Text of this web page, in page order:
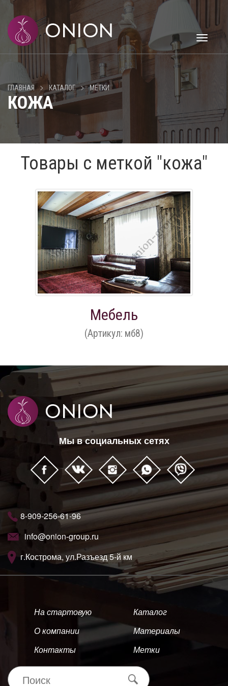
Toggle
ГЛАВНАЯ > КАТАЛОГ > МЕТКИ
КОЖА
Товары с меткой "кожа"
Мебель
(Артикул: мб8)
Мы в социальных сетях
8-909-256-61-96
info@onion-group.ru
г.Кострома, ул.Разъезд 5-й км
На стартовую
О компании
Контакты
Каталог
Материалы
Метки